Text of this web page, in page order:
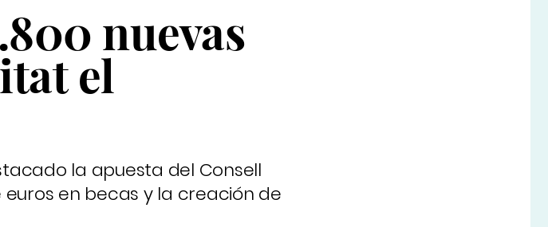
nuevas
el
la apuesta del Consell
en becas y la creación de